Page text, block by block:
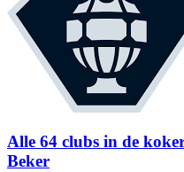
Alle 64 clubs in de
Beker